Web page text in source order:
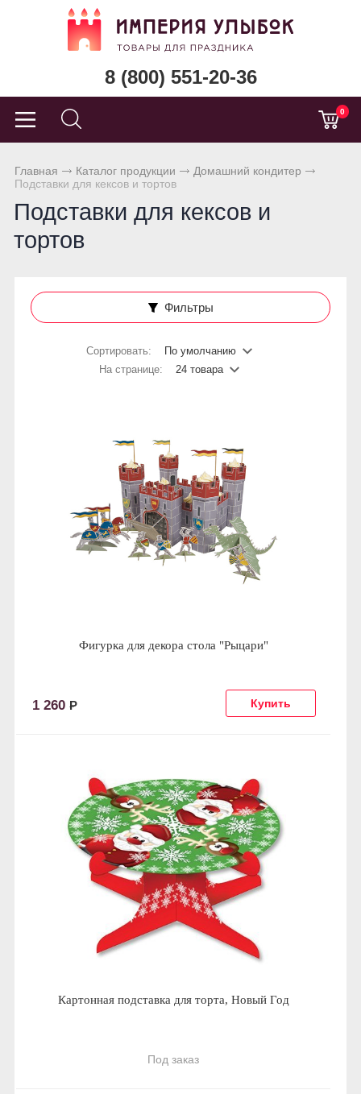
8 (800) 551-20-36
0
Главная Каталог продукции
Домашний кондитер
Подставки для кексов и тортов
Подставки для кексов и
тортов
Фильтры
Сортировать:
По умолчанию
На странице:
24 товара
Фигурка для декора стола "Рыцари"
1 260 Р
Картонная подставка для торта, Новый Год
Под заказ